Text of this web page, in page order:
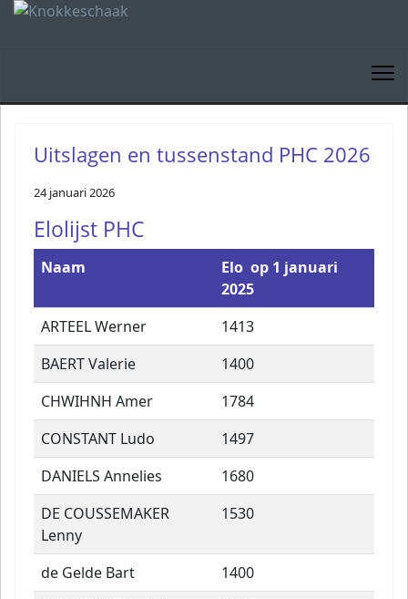
Uitslagen en tussenstand PHC 2026
24 januari 2026
Elolijst PHC
Naam
Elo op 1 januari
2025
ARTEEL Werner
1413
BAERT Valerie
1400
CHWIHNH Amer
1784
CONSTANT Ludo
1497
DANIELS Annelies
1680
DE COUSSEMAKER
Lenny
1530
de Gelde Bart
1400